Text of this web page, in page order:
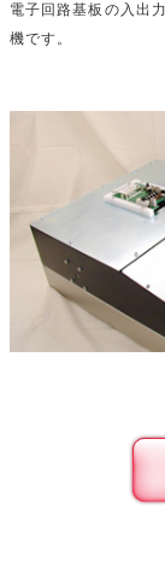
電子回路基板の入出
機です。